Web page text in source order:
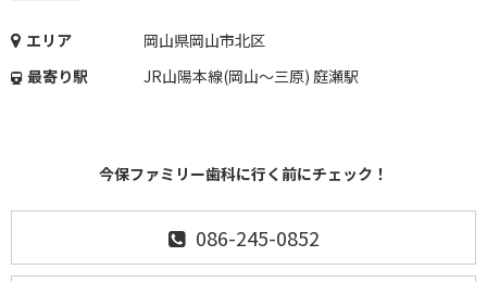
エリア
岡山県岡山市北区
最寄り駅
JR山陽本線(岡山～三原) 庭瀬駅
今保ファミリー歯科に行く前にチェック！
086-245-0852